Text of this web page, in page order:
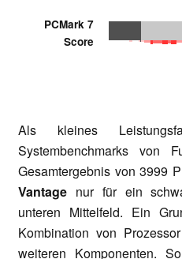
PCMark 7
Score
Als kleines
Systembenchmarks von
Gesamtergebnis von 3999
Vantage nur für ein
unteren Mittelfeld. Ein
Kombination von
weiteren Komponenten.